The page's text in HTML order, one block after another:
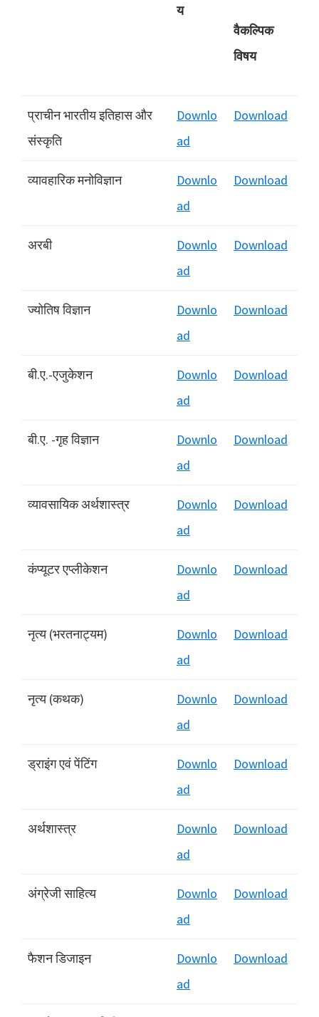
य
वैकल्पिक
विषय
प्राचीन भारतीय इतिहास और
संस्कृति
Downlo
ad
Download
व्‍यावहारिक मनोविज्ञान
Downlo
ad
Download
अरबी
Downlo
ad
Download
ज्योतिष विज्ञान
Downlo
ad
Download
बी.ए.-एजुकेशन
Downlo
ad
Download
बी.ए. -गृह विज्ञान
Downlo
ad
Download
व्यावसायिक अर्थशास्त्र
Downlo
ad
Download
कंप्यूटर एप्लीकेशन
Downlo
ad
Download
नृत्य (भरतनाट्यम)
Downlo
ad
Download
नृत्य (कथक)
Downlo
ad
Download
ड्राइंग एवं पेंटिंग
Downlo
ad
Download
अर्थशास्त्र
Downlo
ad
Download
अंग्रेजी साहित्य
Downlo
ad
Download
फैशन डिजाइन
Downlo
ad
Download